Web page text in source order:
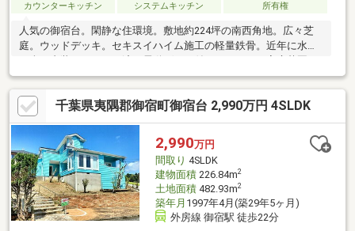
カウンターキッチン
システムキッチン 所有権
人気の御宿台。閑静な住環境。敷地約224坪の南西角地。広々芝
庭。ウッドデッキ。セキスイハイム施工の軽量鉄骨。近年に水回
ペースも。定住、別荘に。
千葉県夷隅郡御宿町御宿台 2,990万円 4SLDK
2,990万円
間取り 4SLDK
建物面積226.84m2
土地面積482.93m2
築年月 1997年4月(築29年5ヶ月)
外房線 御宿駅 徒歩22分